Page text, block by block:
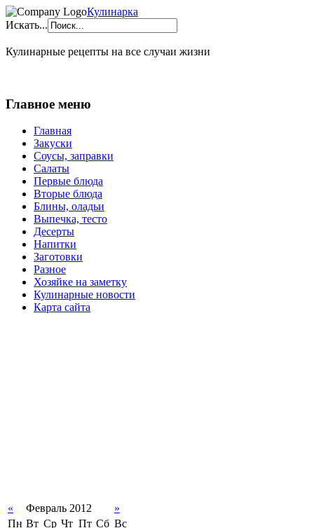
Кулинарка
Искать...
Кулинарные рецепты на все случаи жизни
Главное меню
Главная
Закуски
Соусы, заправки
Салаты
Первые блюда
Вторые блюда
Блины, оладьи
Выпечка, тесто
Десерты
Напитки
Заготовки
Разное
Хозяйке на заметку
Кулинарные новости
Карта сайта
« Февраль 2012
»
Пн Вт Ср Чт Пт Сб Вс